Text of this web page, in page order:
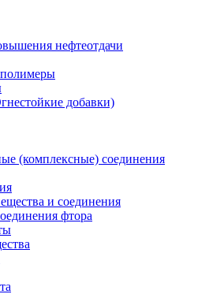
нефтеотдачи
добавки)
(комплексные) соединения
и соединения
фтора